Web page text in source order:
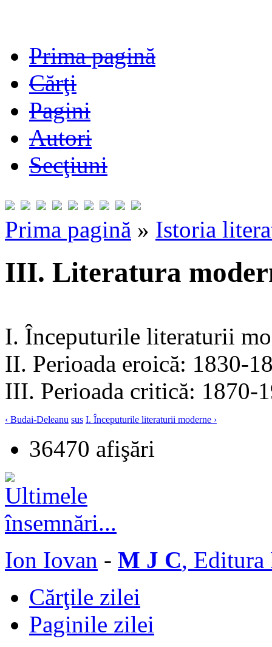
Prima pagină
Cărţi
Pagini
Autori
Secţiuni
Prima pagină » Istoria
III. Literatura
I. Începuturile literaturii
II. Perioada eroică: 1830-
III. Perioada critică: 1870-
‹ Budai-Deleanu sus I. Începuturile literaturii moderne ›
36470 afişări
Ion Iovan - M J C, Editura
Cărţile zilei
Paginile zilei